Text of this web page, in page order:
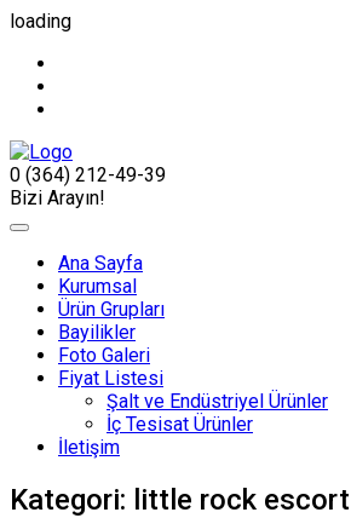
loading
0 (364) 212-49-39
Bizi Arayın!
Ana Sayfa
Kurumsal
Ürün Grupları
Bayilikler
Foto Galeri
Fiyat Listesi
Şalt ve Endüstriyel Ürünler
İç Tesisat Ürünler
İletişim
Kategori: little rock escort